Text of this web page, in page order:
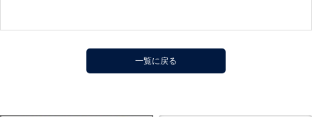
一覧に戻る